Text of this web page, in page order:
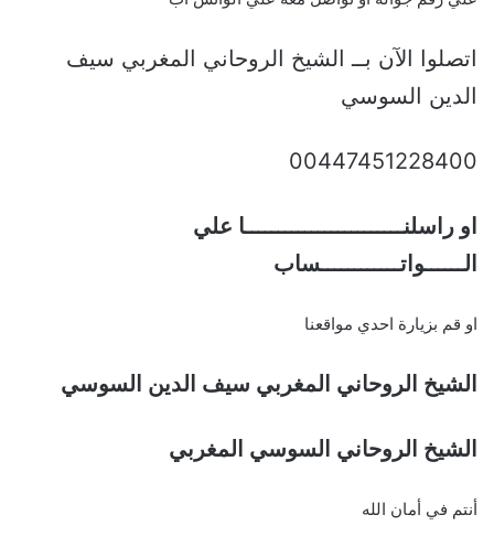
اتصلوا الآن بــ الشيخ الروحاني المغربي سيف
الدين السوسي
00447451228400
او راسلنــــــــــــــــــــــــا علي
الــــــواتــــــــــــساب
او قم بزيارة احدي مواقعنا
الشيخ الروحاني المغربي سيف الدين السوسي
الشيخ الروحاني السوسي المغربي
أنتم في أمان الله